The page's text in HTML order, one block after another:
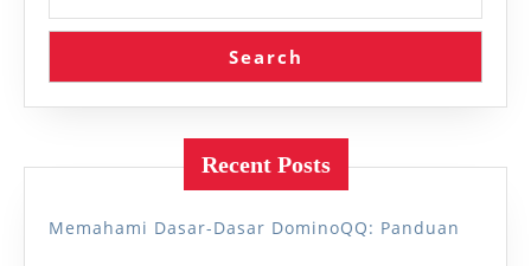
Search
Recent Posts
Memahami Dasar-Dasar DominoQQ: Panduan